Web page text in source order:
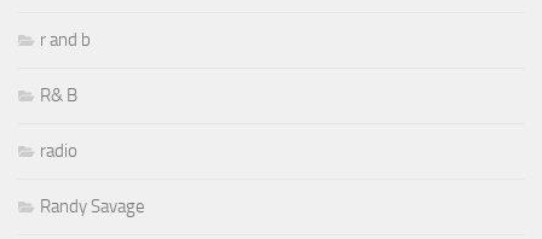
r and b
R& B
radio
Randy Savage